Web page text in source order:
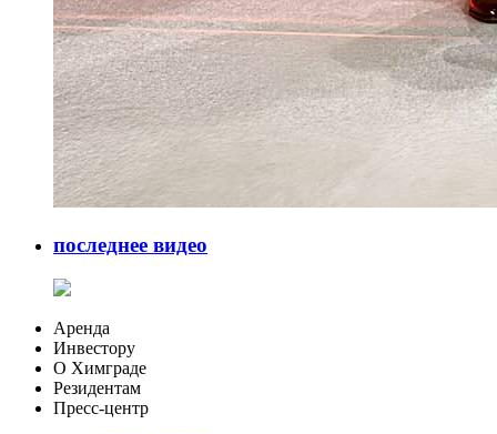
последнее видео
Аренда
Инвестору
О Химграде
Резидентам
Пресс-центр